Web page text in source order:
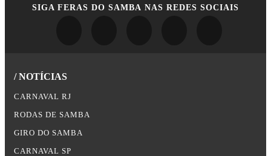
SIGA FERAS DO SAMBA NAS REDES SOCIAIS
/ NOTÍCIAS
CARNAVAL RJ
RODAS DE SAMBA
GIRO DO SAMBA
CARNAVAL SP